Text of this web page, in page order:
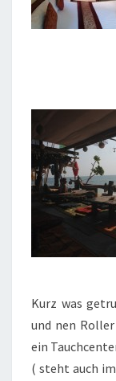
Kurz was
und nen
ein
( steht auch